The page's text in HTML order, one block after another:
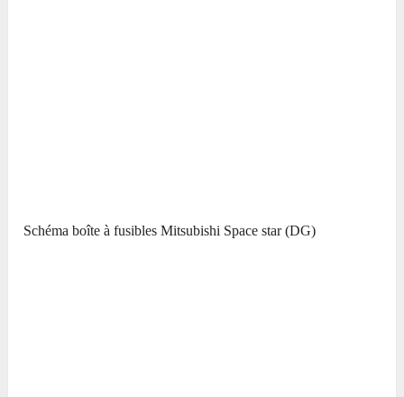
Schéma boîte à fusibles Mitsubishi Space star (DG)